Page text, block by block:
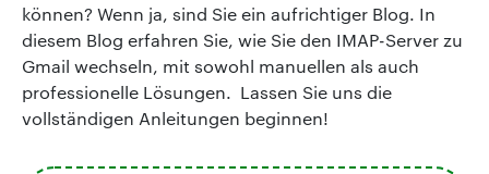
können? Wenn ja, sind Sie ein aufrichtiger Blog. In
diesem Blog erfahren Sie, wie Sie den IMAP-Server zu
Gmail wechseln, mit sowohl manuellen als auch
professionelle Lösungen. Lassen Sie uns die
vollständigen Anleitungen beginnen!